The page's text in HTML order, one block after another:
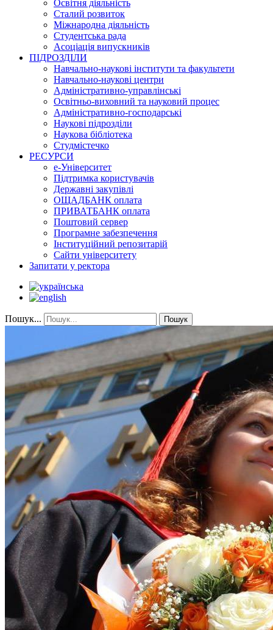
Освітня діяльність
Сталий розвиток
Міжнародна діяльність
Студентська рада
Асоціація випускників
ПІДРОЗДІЛИ
Навчально-наукові інститути та факультети
Навчально-наукові центри
Адміністративно-управлінські
Освітньо-виховний та науковий процес
Адміністративно-господарські
Наукові підрозділи
Наукова бібліотека
Студмістечко
РЕСУРСИ
е-Університет
Підтримка користувачів
Державні закупівлі
ОЩАДБАНК оплата
ПРИВАТБАНК оплата
Поштовий сервер
Програмне забезпечення
Інституційний репозитарій
Сайти університету
Запитати у ректора
Пошук... Пошук